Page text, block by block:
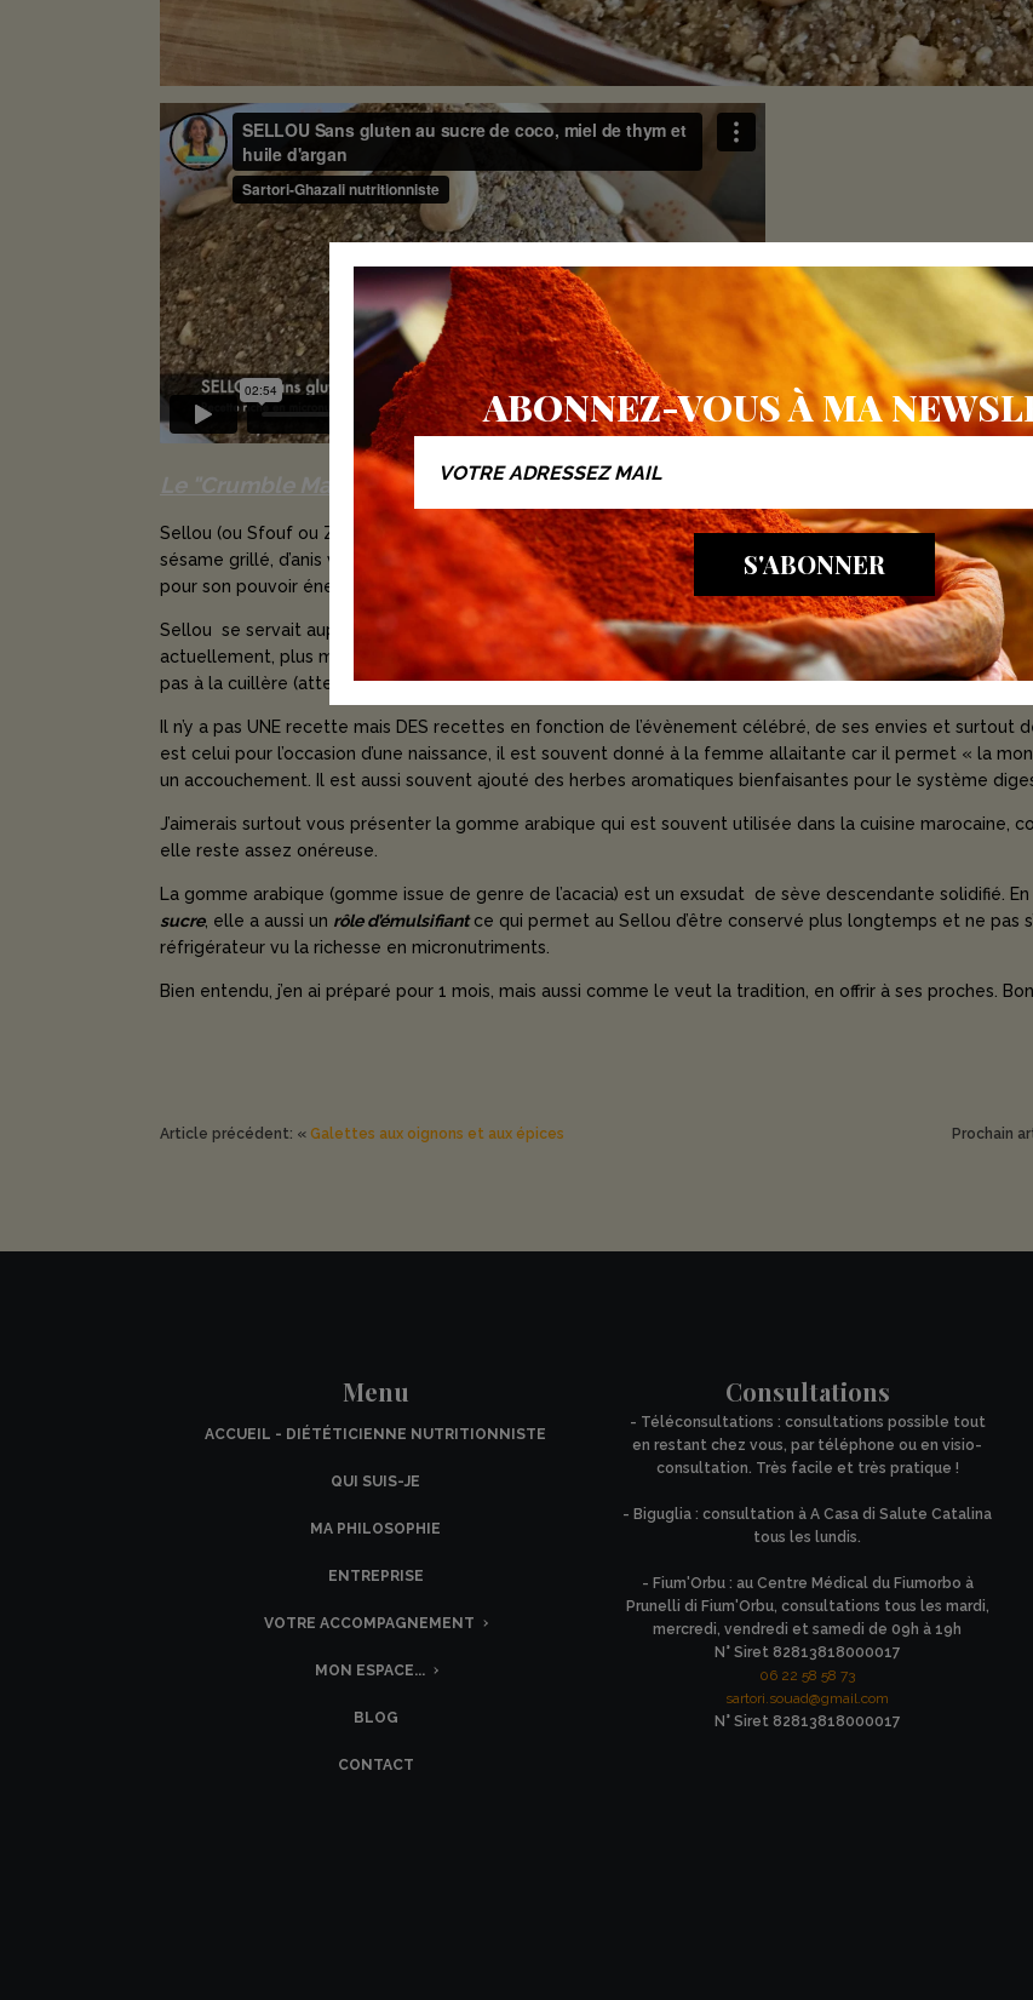
ABONNEZ-VOUS À MA
S'ABONNER
Le "Crumble Marocain"
Sellou (ou Sfouf ou Zoumitta) est un genre de « crumble marocain » à base de céréales, graines
sésame grillé, d’anis vert grillé et d’autres épices sans oublier le choix d'une bonne matière grasse. C’est
pour son pouvoir énergétique mais aussi pour sa richesse en micronutriments, en fibres et en graisses
Sellou se servait auparavant en forme de cône saupoudré au sommet de sucre semoule ou bien décoré
actuellement, plus moderne, en forme de truffe à déguster à l’unité. Cela permet d’en limiter la
pas à la cuillère (attention ! on a vite fait d'être addicte, tellement c’est bon).
Il n’y a pas UNE recette mais DES recettes en fonction de l’évènement célébré, de ses envies et surtout
est celui pour l’occasion d’une naissance, il est souvent donné à la femme allaitante car il permet « la
un accouchement. Il est aussi souvent ajouté des herbes aromatiques bienfaisantes pour le système
J’aimerais surtout vous présenter la gomme arabique qui est souvent utilisée dans la cuisine marocaine,
elle reste assez onéreuse.
La gomme arabique (gomme issue de genre de l’acacia) est un exsudat de sève descendante solidifié.
sucre, elle a aussi un rôle d’émulsifiantce qui permet au Sellou d’être conservé plus longtemps et ne pas
réfrigérateur vu la richesse en micronutriments.
Bien entendu, j’en ai préparé pour 1 mois, mais aussi comme le veut la tradition, en offrir à ses proches.
Article précédent: « Galettes aux oignons et aux épices Prochain
Menu
ACCUEIL - DIÉTÉTICIENNE NUTRITIONNISTE
QUI SUIS-JE
MA PHILOSOPHIE
ENTREPRISE
VOTRE ACCOMPAGNEMENT
MON ESPACE...
BLOG
CONTACT
Consultations
- Téléconsultations : consultations possible tout
en restant chez vous, par téléphone ou en visio-
consultation. Très facile et très pratique !
- Biguglia : consultation à A Casa di Salute Catalina
tous les lundis.
- Fium'Orbu : au Centre Médical du Fiumorbo à
Prunelli di Fium'Orbu, consultations tous les mardi,
mercredi, vendredi et samedi de 09h à 19h
N° Siret 82813818000017
06 22 58 58 73
sartori.souad@gmail.com
N° Siret 82813818000017